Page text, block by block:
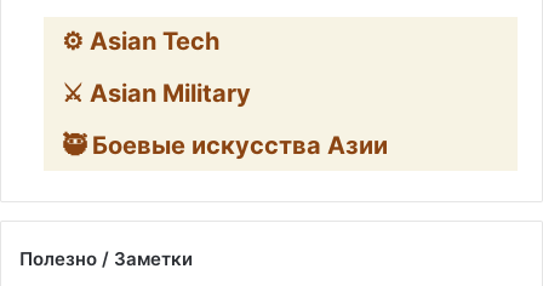
⚙️ Asian Tech
⚔️ Asian Military
🥷 Боевые искусства Азии
Полезно / Заметки